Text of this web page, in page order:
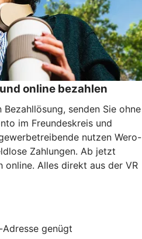
online bezahlen
senden Sie ohne
im Freundeskreis und
nutzen Wero-
Zahlungen. Ab jetzt
online. Alles direkt aus der VR
genügt